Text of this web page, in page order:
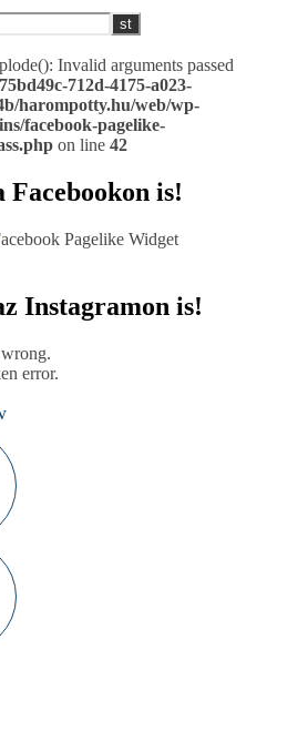
Invalid arguments passed
712d-4175-a023-
harompotty.hu/web/wp-
facebook-pagelike-
on line 42
Facebookon is!
Instagramon is!
error.